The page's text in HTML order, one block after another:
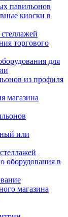
павильонов
киоски в
торгового
для
из профиля
магазина
или
оборудования в
магазина